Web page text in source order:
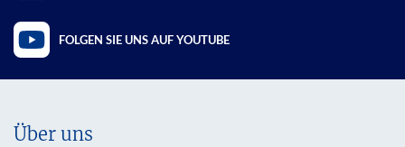
FOLGEN SIE UNS AUF YOUTUBE
Über uns